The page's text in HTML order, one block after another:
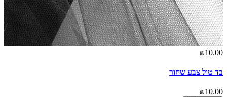
₪10.00
בד טול צבע שחור
₪10.00